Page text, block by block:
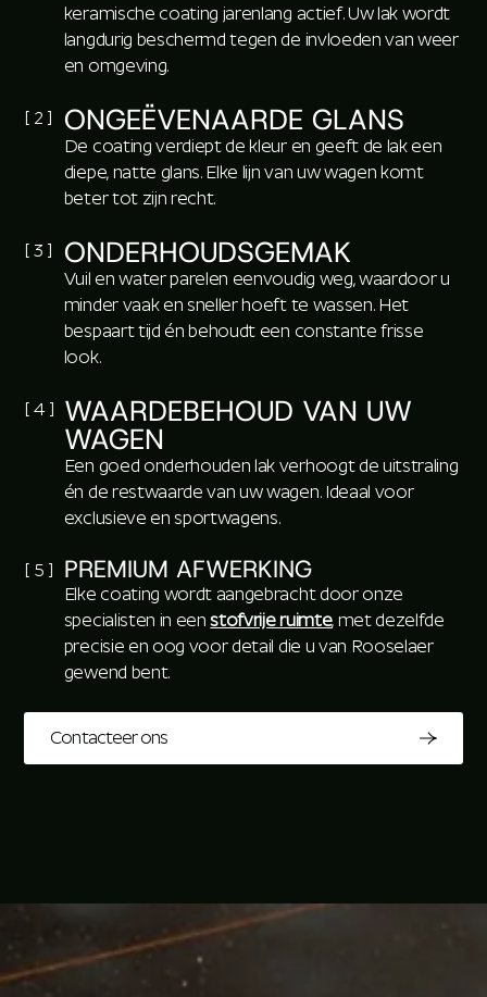
keramische coating jarenlang actief. Uw lak wordt
langdurig beschermd tegen de invloeden van weer
en omgeving.
[ 2 ] ONGEËVENAARDE GLANS
De coating verdiept de kleur en geeft de lak een
diepe, natte glans. Elke lijn van uw wagen komt
beter tot zijn recht.
[ 3 ] ONDERHOUDSGEMAK
Vuil en water parelen eenvoudig weg, waardoor u
minder vaak en sneller hoeft te wassen. Het
bespaart tijd én behoudt een constante frisse
look.
[ 4 ] WAARDEBEHOUD VAN UW
WAGEN
Een goed onderhouden lak verhoogt de uitstraling
én de restwaarde van uw wagen. Ideaal voor
exclusieve en sportwagens.
[ 5 ] PREMIUM AFWERKING
Elke coating wordt aangebracht door onze
specialisten in eenstofvrije ruimte, met dezelfde
precisie en oog voor detail die u van Rooselaer
gewend bent.
Contacteer ons